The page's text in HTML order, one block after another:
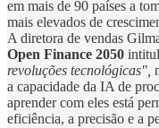
em mais de 90 países a
mais elevados de
A diretora de vendas
Open Finance 2050
revoluções tecnológicas",
a capacidade da IA de
aprender com eles está
eficiência, a precisão e a